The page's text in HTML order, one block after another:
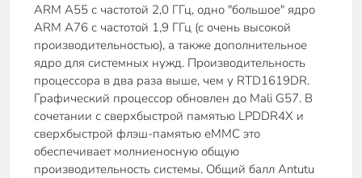
ARM A55 с частотой 2,0 ГГц, одно "большое" ядро
ARM A76 с частотой 1,9 ГГц (с очень высокой
производительностью), а также дополнительное
ядро для системных нужд. Производительность
процессора в два раза выше, чем у RTD1619DR.
Графический процессор обновлен до Mali G57. В
сочетании с сверхбыстрой памятью LPDDR4X и
сверхбыстрой флэш-памятью eMMC это
обеспечивает молниеносную общую
производительность системы. Общий балл Antutu